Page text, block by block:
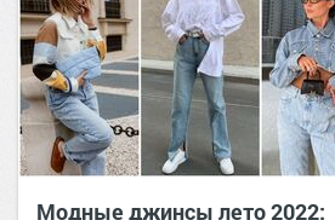
Модные джинсы лето 2022: